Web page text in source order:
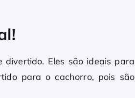
Eles são ideais para
para o cachorro, pois são